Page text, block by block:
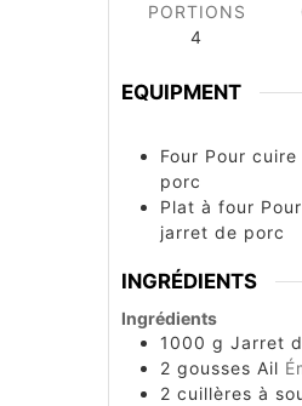
PORTIONS
4
EQUIPMENT
Four Pour
porc
Plat à four
jarret de porc
INGRÉDIENTS
Ingrédients
1000 g Jarret
2 gousses Ail
2 cuillères à